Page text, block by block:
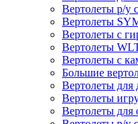
Вертолеты р/у
Вертолеты
Вертолеты с
Вертолеты
Вертолеты с
Большие
Вертолеты
Вертолеты
Вертолеты